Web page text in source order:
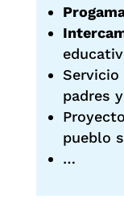
Servicio
padres
pueblo
…